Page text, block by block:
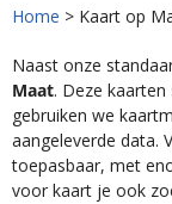
Home > Kaart op
Naast onze
Maat. Deze
gebruiken we
aangeleverde data.
toepasbaar, met
voor kaart je ook